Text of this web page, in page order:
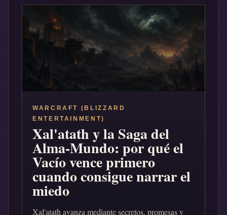
WARCRAFT (BLIZZARD
ENTERTAINMENT)
Xal'atath y la Saga del
Alma-Mundo: por qué el
Vacío vence primero
cuando consigue narrar el
miedo
Xal'atath avanza mediante secretos, promesas y